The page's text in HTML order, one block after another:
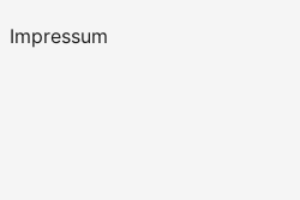
Impressum